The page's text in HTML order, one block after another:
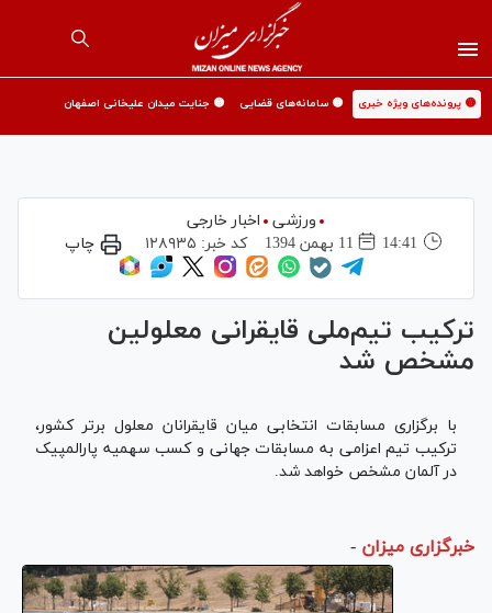
🟡 پرونده‌های ویژه خبری 🟡 سامانه‌های قضایی 🟡 جنایت میدان علیخانی اصفهان
ورزشی
اخبار خارجی
14:41
11 بهمن 1394 کد خبر: ۱۲۸۹۳۵ چاپ
ترکیب تیم‌ملی قایقرانی معلولین
مشخص شد
با برگزاری مسابقات انتخابی میان قایقرانان معلول برتر کشور،
ترکیب تیم اعزامی به مسابقات جهانی و کسب سهمیه پارالمپیک
در آلمان مشخص خواهد شد.
خبرگزاری میزان -